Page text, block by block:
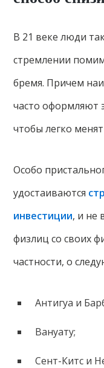
В 21 веке люди
стремлении
бремя. Причем
часто оформляют
чтобы легко
Особо
удостаиваются
инвестиции, и не
физлиц со своих
частности, о
Антигуа и
Вануату;
Сент-Китс и